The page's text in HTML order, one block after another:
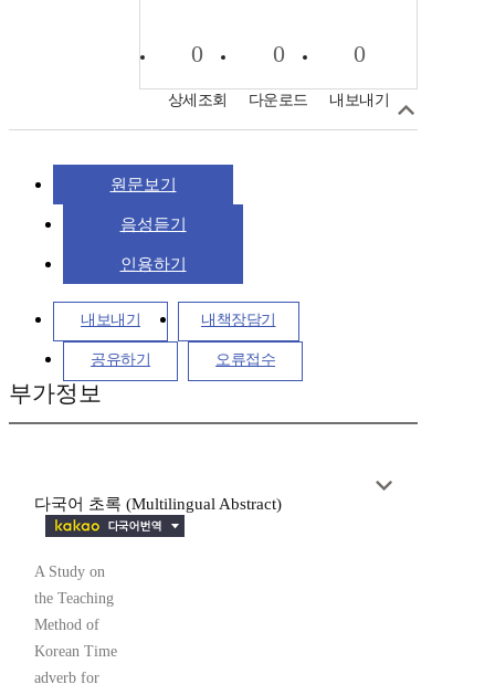
0
상세조회
0
다운로드
0
내보내기
원문보기
음성듣기
인용하기
내보내기 내책장담기
공유하기 오류접수
부가정보
다국어 초록 (Multilingual Abstract)
A Study on
the Teaching
Method of
Korean Time
adverb for